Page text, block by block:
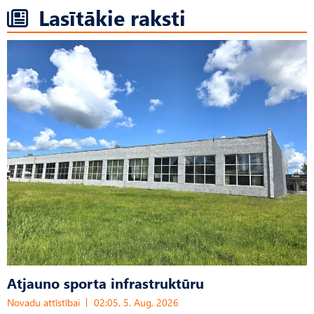
Lasītākie raksti
Atjauno sporta infrastruktūru
Novadu attīstībai 02:05, 5. Aug, 2026